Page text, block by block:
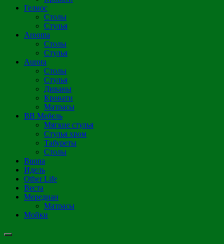
Гелиос
Столы
Стулья
Arooma
Столы
Стулья
Aurora
Столы
Стулья
Диваны
Кровати
Матрасы
ВВ Мебель
Мягкие стулья
Стулья хром
Табуреты
Столы
Buona
Идель
Other Life
Веста
Мередиан
Матрасы
Мойки